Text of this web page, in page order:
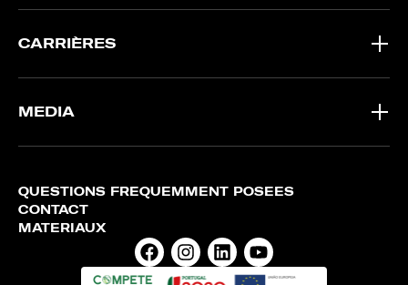
CARRIÈRES
MEDIA
QUESTIONS FRÉQUEMMENT POSÉES
CONTACT
MATÉRIAUX